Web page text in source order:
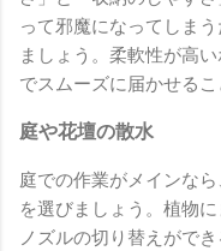
って邪魔になってしま
ましょう。柔軟性が高
でスムーズに届かせる
庭や花壇の散水
庭での作業がメインな
を選びましょう。植物
ノズルの切り替えがで